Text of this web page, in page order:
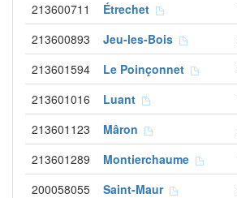
213600711 Étrechet
213600893 Jeu-les-Bois
213601594 Le Poinçonnet
213601016 Luant
213601123 Mâron
213601289 Montierchaume
200058055 Saint-Maur